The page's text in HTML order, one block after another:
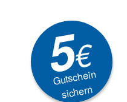
5€
Gutschein
sichern